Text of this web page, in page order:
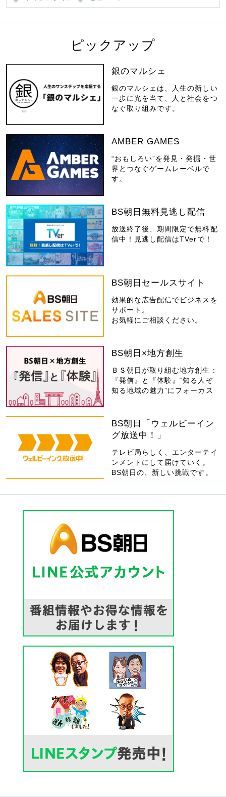
ピックアップ
銀のマルシェ
銀のマルシェは、人生の新しい
一歩に光を当て、人と社会をつ
なぐ取り組みです。
AMBER GAMES
“おもしろい”を発見・発掘・世
界とつなぐゲームレーベルで
す。
BS朝日無料見逃し配信
放送終了後、期間限定で無料配
信中！見逃し配信はTVerで！
BS朝日セールスサイト
効果的な広告配信でビジネスを
サポート。
お気軽にご相談ください。
BS朝日×地方創生
ＢＳ朝日が取り組む地方創生：
『発信』と『体験』“知る人ぞ
知る地域の魅力”にフォーカス
BS朝日「ウェルビーイン
グ放送中！」
テレビ局らしく、エンターテイ
ンメントにして届けていく。
BS朝日の、新しい挑戦です。